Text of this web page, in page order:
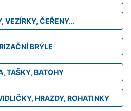
VEZÍRKY, ČEŘENY...
BRÝLE
TAŠKY, BATOHY
HRAZDY, ROHATINKY